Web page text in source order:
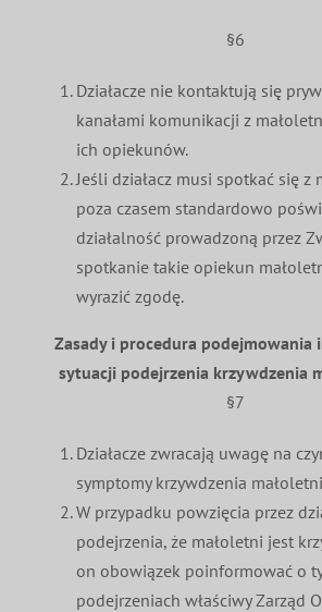
§6
Działacze nie kontaktują się
kanałami komunikacji z
ich opiekunów.
Jeśli działacz musi spotkać się z
poza czasem standardowo
działalność prowadzoną przez
spotkanie takie opiekun
wyrazić zgodę.
Zasady i procedura podejmowania
sytuacji podejrzenia krzywdzenia
§7
Działacze zwracają uwagę na
symptomy krzywdzenia
W przypadku powzięcia przez
podejrzenia, że małoletni jest
on obowiązek poinformować o
podejrzeniach właściwy Zarząd